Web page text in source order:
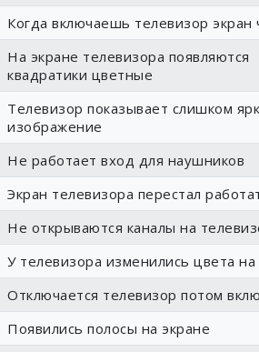
Когда включаешь телевизор экран
На экране телевизора появляются
квадратики цветные
Телевизор показывает слишком
изображение
Не работает вход для наушников
Экран телевизора перестал
Не открываются каналы на
У телевизора изменились цвета на
Отключается телевизор потом
Появились полосы на экране